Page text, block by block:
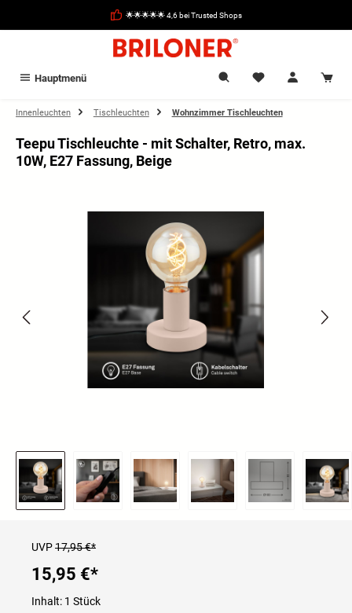
🌟🌟🌟🌟🌟 4,6 bei Trusted Shops
Hauptmenü
Innenleuchten Tischleuchten Wohnzimmer Tischleuchten
Teepu Tischleuchte - mit Schalter, Retro, max.
10W, E27 Fassung, Beige
UVP17,95 €*
15,95 €*
Inhalt: 1 Stück